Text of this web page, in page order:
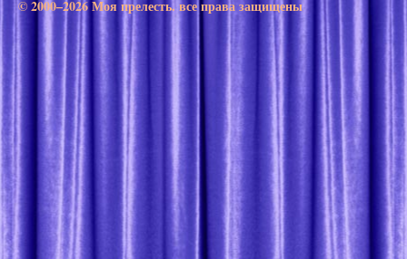
© 2000–2026 Моя прелесть. все права защищены